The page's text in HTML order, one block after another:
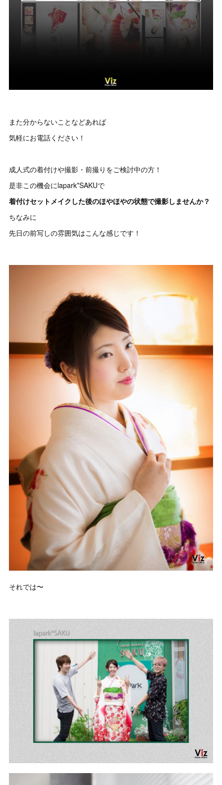
また分からないことなどあれば
気軽にお電話ください！
成人式の着付けや撮影・前撮りをご検討中の方！
是非この機会にlapark*SAKUで
着付けセットメイクした後のほやほやの状態で撮影しませんか？
ちなみに
先日の前写しの雰囲気はこんな感じです！
それでは〜